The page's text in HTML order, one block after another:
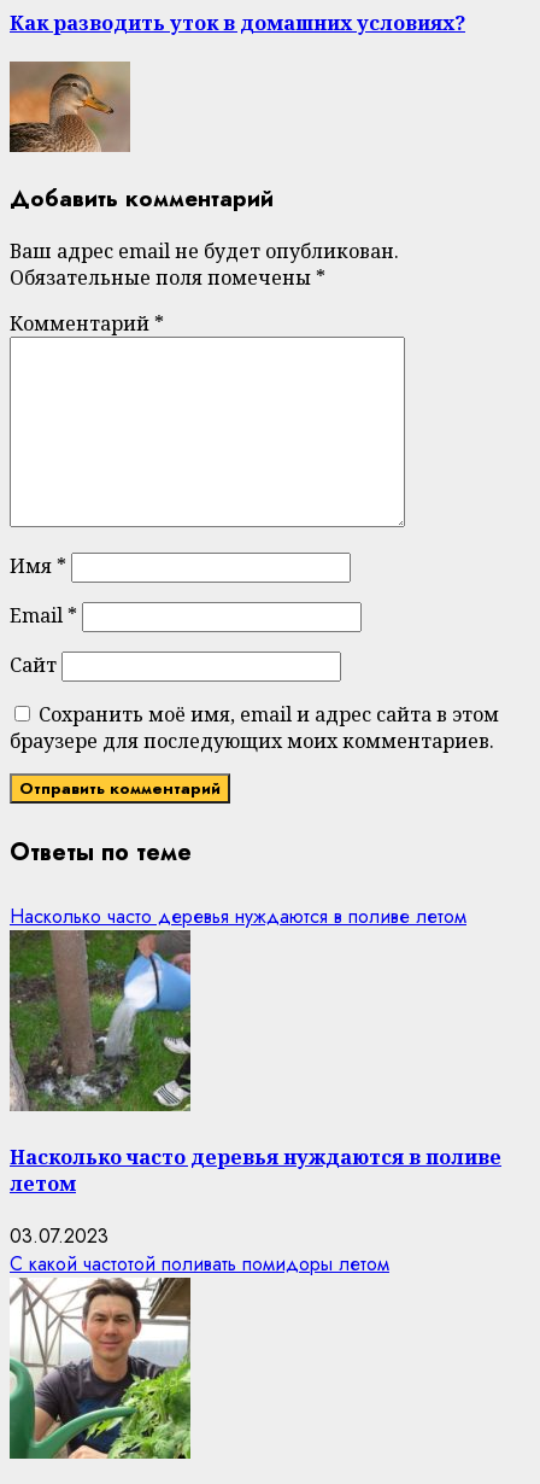
Как разводить уток в домашних условиях?
Добавить комментарий
Ваш адрес email не будет опубликован.
Обязательные поля помечены *
Комментарий *
Имя *
Email *
Сайт
Сохранить моё имя, email и адрес сайта в этом
браузере для последующих моих комментариев.
Ответы по теме
Насколько часто деревья нуждаются в поливе летом
Насколько часто деревья нуждаются в поливе
летом
03.07.2023
С какой частотой поливать помидоры летом